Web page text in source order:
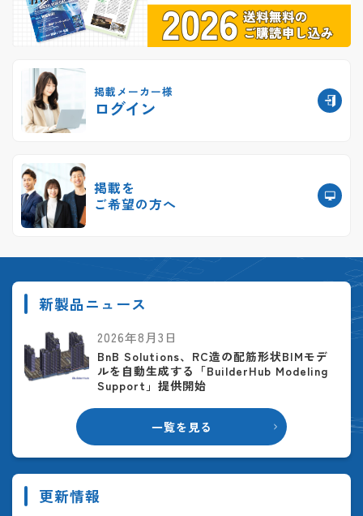
掲載メーカー様
ログイン
掲載を
ご希望の方へ
新製品ニュース
一覧を見る
2026年8月3日
BnB Solutions、RC造の配筋形状BIMモデ
ルを自動生成する「BuilderHub Modeling
Support」提供開始
更新情報